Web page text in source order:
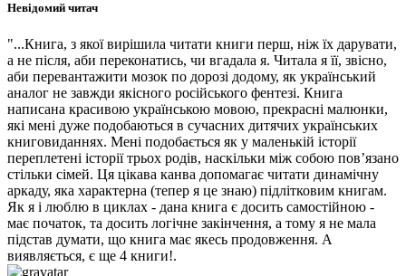
Невідомий читач
"...Книга, з якої вирішила читати книги перш, ніж їх дарувати,
а не після, аби переконатись, чи вгадала я. Читала я її, звісно,
аби перевантажити мозок по дорозі додому, як український
аналог не завжди якісного російського фентезі. Книга
написана красивою українською мовою, прекрасні малюнки,
які мені дуже подобаються в сучасних дитячих українських
книговиданнях. Мені подобається як у маленькій історії
переплетені історії трьох родів, наскільки між собою пов’язано
стільки сімей. Ця цікава канва допомагає читати динамічну
аркаду, яка характерна (тепер я це знаю) підлітковим книгам.
Як я і люблю в циклах - дана книга є досить самостійною -
має початок, та досить логічне закінчення, а тому я не мала
підстав думати, що книга має якесь продовження. А
виявляється, є ще 4 книги!.